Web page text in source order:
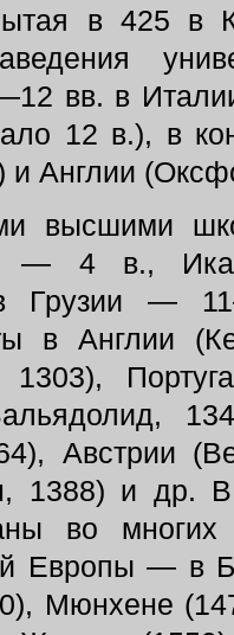
в 425 в
вв. в
12 в.), в
и Англии
высшими
— 4 в.,
Грузии —
в Англии
Австрии
1388) и др. В
во многих
Европы — в
Мюнхене